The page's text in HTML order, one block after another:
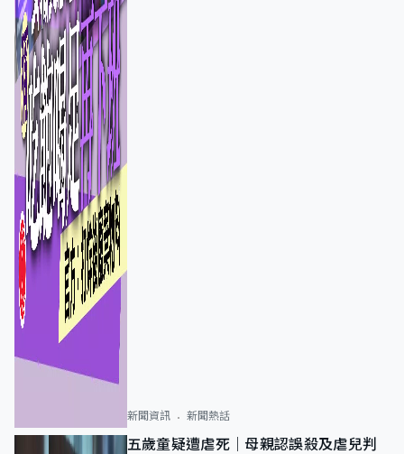
新聞資訊 新聞熱話
五歲童疑遭虐死｜母親認誤殺及虐兒判